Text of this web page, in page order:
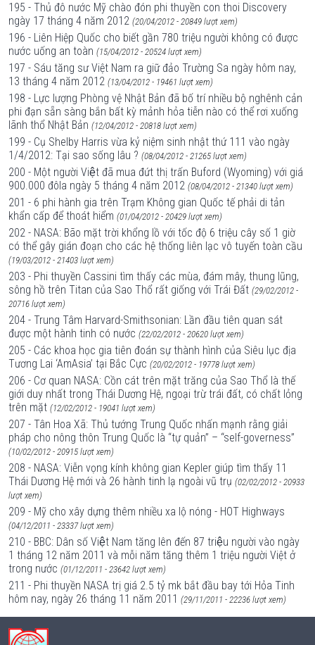
195 - Thủ đô nước Mỹ chào đón phi thuyền con thoi Discovery
ngày 17 tháng 4 năm 2012 (20/04/2012 - 20849 lượt xem)
196 - Liên Hiệp Quốc cho biết gần 780 triệu người không có được
nước uống an toàn (15/04/2012 - 20524 lượt xem)
197 - Sáu tăng sư Việt Nam ra giữ đảo Trường Sa ngày hôm nay,
13 tháng 4 năm 2012 (13/04/2012 - 19461 lượt xem)
198 - Lực lượng Phòng vệ Nhật Bản đã bố trí nhiều bộ nghênh cản
phi đạn sẵn sàng bắn bất kỳ mảnh hỏa tiễn nào có thể rơi xuống
lãnh thổ Nhật Bản (12/04/2012 - 20818 lượt xem)
199 - Cụ Shelby Harris vừa kỷ niệm sinh nhật thứ 111 vào ngày
1/4/2012: Tại sao sống lâu ? (08/04/2012 - 21265 lượt xem)
200 - Một người Việt đã mua đứt thị trấn Buford (Wyoming) với giá
900.000 đôla ngày 5 tháng 4 năm 2012 (08/04/2012 - 21340 lượt xem)
201 - 6 phi hành gia trên Trạm Không gian Quốc tế phải di tản
khẩn cấp để thoát hiểm (01/04/2012 - 20429 lượt xem)
202 - NASA: Bão mặt trời khổng lồ với tốc độ 6 triệu cây số 1 giờ
có thể gây gián đoạn cho các hệ thống liên lạc vô tuyến toàn cầu
(19/03/2012 - 21403 lượt xem)
203 - Phi thuyền Cassini tìm thấy các mùa, đám mây, thung lũng,
sông hồ trên Titan của Sao Thổ rất giống với Trái Đất (29/02/2012 -
20716 lượt xem)
204 - Trung Tâm Harvard-Smithsonian: Lần đầu tiên quan sát
được một hành tinh có nước (22/02/2012 - 20620 lượt xem)
205 - Các khoa học gia tiên đoán sự thành hình của Siêu lục địa
Tương Lai ‘AmAsia’ tại Bắc Cực (20/02/2012 - 19778 lượt xem)
206 - Cơ quan NASA: Cồn cát trên mặt trăng của Sao Thổ là thế
giới duy nhất trong Thái Dương Hệ, ngoại trừ trái đất, có chất lỏng
trên mặt (12/02/2012 - 19041 lượt xem)
207 - Tân Hoa Xã: Thủ tướng Trung Quốc nhấn mạnh rằng giải
pháp cho nông thôn Trung Quốc là “tự quản” – “self-governess”
(10/02/2012 - 20915 lượt xem)
208 - NASA: Viễn vọng kính không gian Kepler giúp tìm thấy 11
Thái Dương Hệ mới và 26 hành tinh lạ ngoài vũ trụ (02/02/2012 - 20933
lượt xem)
209 - Mỹ cho xây dựng thêm nhiều xa lộ nóng - HOT Highways
(04/12/2011 - 23337 lượt xem)
210 - BBC: Dân số Việt Nam tăng lên đến 87 triệu người vào ngày
1 tháng 12 năm 2011 và mỗi năm tăng thêm 1 triệu người Việt ở
trong nước (01/12/2011 - 23642 lượt xem)
211 - Phi thuyền NASA trị giá 2.5 tỷ mk bắt đầu bay tới Hỏa Tinh
hôm nay, ngày 26 tháng 11 năm 2011 (29/11/2011 - 22236 lượt xem)